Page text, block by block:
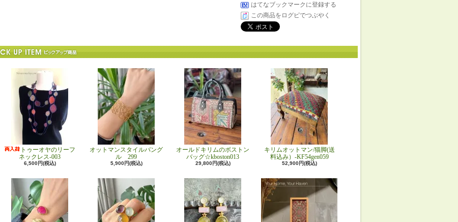
はてなブックマークに登録する
この商品をログピでつぶやく
トゥーオヤのリーフ
ネックレス-003
6,500円(税込)
オットマンスタイルバング
ル 299
5,900円(税込)
オールドキリムのボストン
バッグ☆kboston013
29,800円(税込)
キリムオットマン/猫脚(送
料込み）-KF54gen059
52,900円(税込)